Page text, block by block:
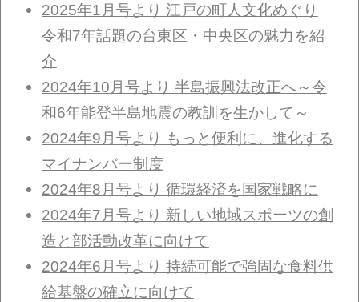
2025年1月号より 江戸の町人文化めぐり
令和7年話題の台東区・中央区の魅力を紹
介
2024年10月号より 半島振興法改正へ～令
和6年能登半島地震の教訓を生かして～
2024年9月号より もっと便利に、進化する
マイナンバー制度
2024年8月号より 循環経済を国家戦略に
2024年7月号より 新しい地域スポーツの創
造と部活動改革に向けて
2024年6月号より 持続可能で強固な食料供
給基盤の確立に向けて